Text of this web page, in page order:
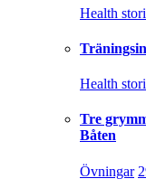
Health
Health
Tre
Båten
Övningar